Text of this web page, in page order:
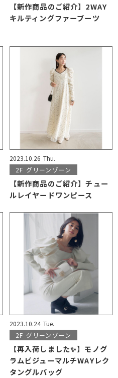
【新作商品のご紹介】2WAY
キルティングファーブーツ
2023.10.26 Thu.
2F グリーンゾーン
【新作商品のご紹介】チュー
ルレイヤードワンピース
2023.10.24 Tue.
2F グリーンゾーン
【再入荷しました✨】モノグ
ラムビジューマルチWAYレク
タングルバッグ